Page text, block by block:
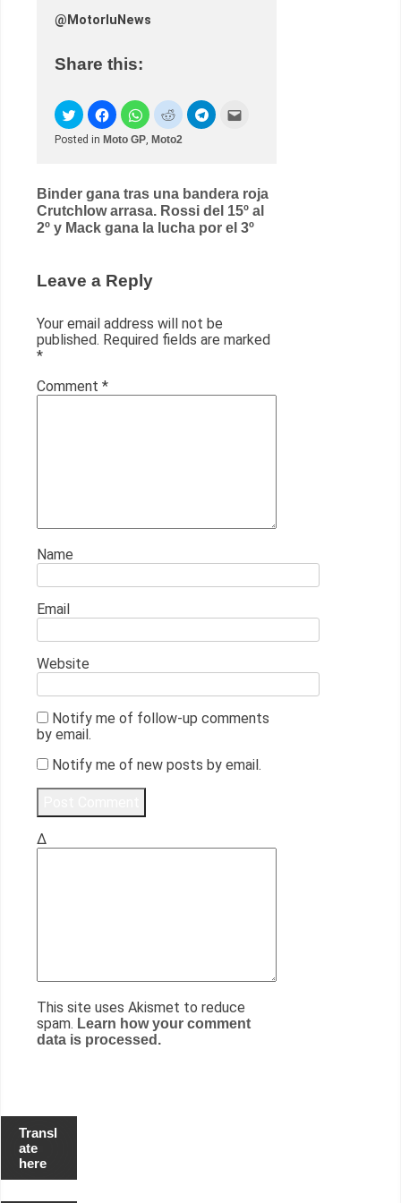
@MotorluNews
Share this:
Posted in Moto GP, Moto2
Post
navigation
Binder gana tras una bandera roja
Crutchlow arrasa. Rossi del 15º al
2º y Mack gana la lucha por el 3º
Leave a Reply
Your email address will not be
published. Required fields are marked
*
Comment *
Name
Email
Website
Notify me of follow-up comments
by email.
Notify me of new posts by email.
Δ
This site uses Akismet to reduce
spam. Learn how your comment
data is processed.
Transl
ate
here